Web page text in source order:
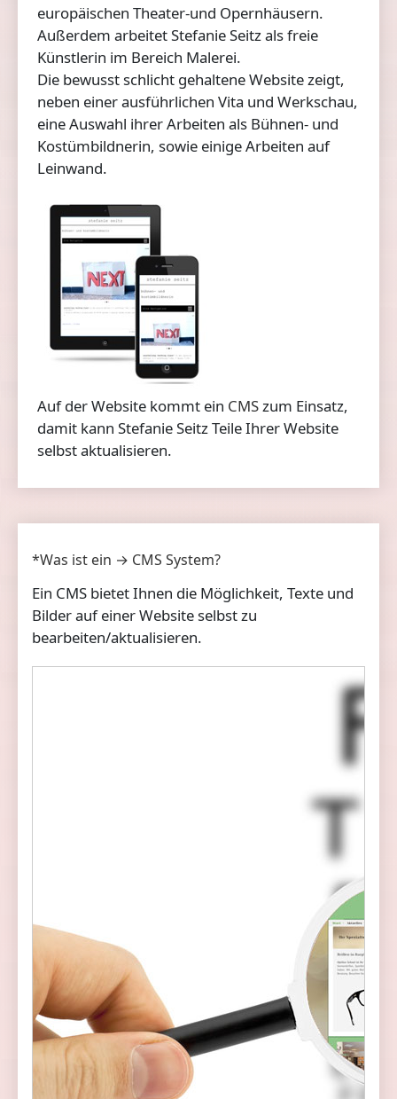
europäischen Theater-und Opernhäusern.
Außerdem arbeitet Stefanie Seitz als freie
Künstlerin im Bereich Malerei.
Die bewusst schlicht gehaltene Website zeigt,
neben einer ausführlichen Vita und Werkschau,
eine Auswahl ihrer Arbeiten als Bühnen- und
Kostümbildnerin, sowie einige Arbeiten auf
Leinwand.
Auf der Website kommt ein CMSzum Einsatz,
damit kann Stefanie Seitz Teile Ihrer Website
selbst aktualisieren.
*Was ist ein → CMS System?
Ein CMS bietet Ihnen die Möglichkeit, Texte und
Bilder auf einer Website selbst zu
bearbeiten/aktualisieren.